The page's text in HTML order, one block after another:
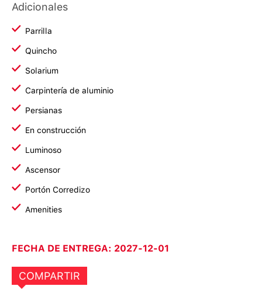
Adicionales
Parrilla
Quincho
Solarium
Carpintería de aluminio
Persianas
En construcción
Luminoso
Ascensor
Portón Corredizo
Amenities
FECHA DE ENTREGA: 2027-12-01
COMPARTIR